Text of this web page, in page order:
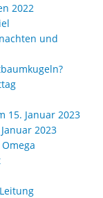
2022
und
15. Januar 2023
2023